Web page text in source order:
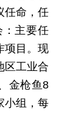
任命，任
主要任
项目。现
区工业合
金枪鱼8
小组，每